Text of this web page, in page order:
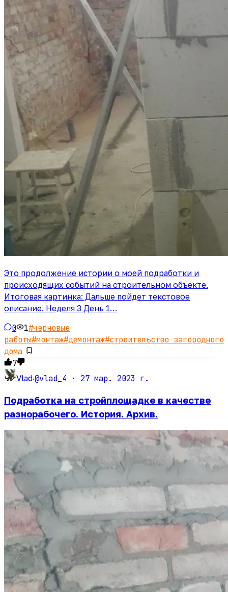
Это продолжение истории о моей подработки и
происходящих событий на строительном объекте.
Итоговая картинка: Дальше пойдет текстовое
описание. Неделя 3 День 1…
0 1#черновые
работы#монтаж#демонтаж#строительство загородного
дома
7
Vlad·@vlad_4 · 27 мар. 2023 г.
Подработка на стройплощадке в качестве
разнорабочего. История. Архив.